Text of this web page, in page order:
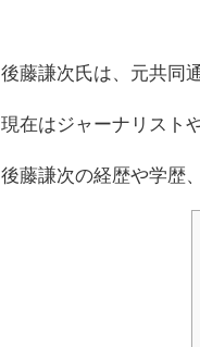
後藤謙次氏は、元共同
現在はジャーナリスト
後藤謙次の経歴や学歴